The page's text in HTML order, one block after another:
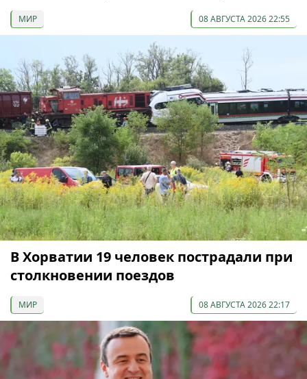
МИР 08 АВГУСТА 2026 22:55
В Хорватии 19 человек пострадали при
столкновении поездов
МИР 08 АВГУСТА 2026 22:17